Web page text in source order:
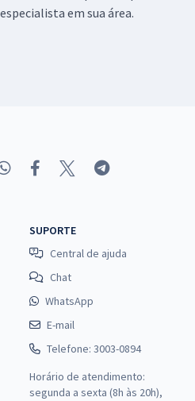
em sua área.
SUPORTE
Central de ajuda
Chat
WhatsApp
E-mail
Telefone: 3003-0894
Horário de atendimento:
segunda a sexta (8h às 20h),